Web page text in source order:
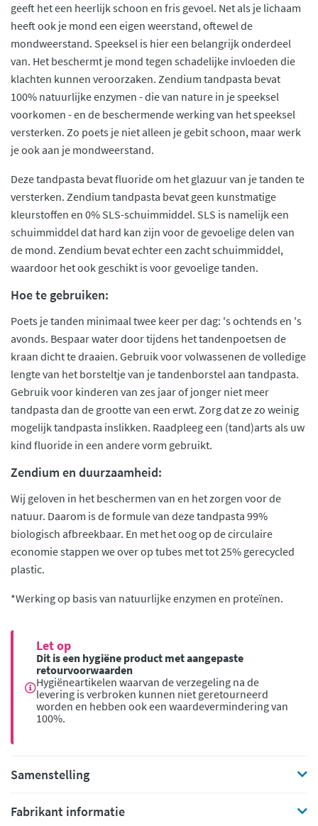
geeft het een heerlijk schoon en fris gevoel. Net als je lichaam
heeft ook je mond een eigen weerstand, oftewel de
mondweerstand. Speeksel is hier een belangrijk onderdeel
van. Het beschermt je mond tegen schadelijke invloeden die
klachten kunnen veroorzaken. Zendium tandpasta bevat
100% natuurlijke enzymen - die van nature in je speeksel
voorkomen - en de beschermende werking van het speeksel
versterken. Zo poets je niet alleen je gebit schoon, maar werk
je ook aan je mondweerstand.
Deze tandpasta bevat fluoride om het glazuur van je tanden te
versterken. Zendium tandpasta bevat geen kunstmatige
kleurstoffen en 0% SLS-schuimmiddel. SLS is namelijk een
schuimmiddel dat hard kan zijn voor de gevoelige delen van
de mond. Zendium bevat echter een zacht schuimmiddel,
waardoor het ook geschikt is voor gevoelige tanden.
Hoe te gebruiken:
Poets je tanden minimaal twee keer per dag: 's ochtends en 's
avonds. Bespaar water door tijdens het tandenpoetsen de
kraan dicht te draaien. Gebruik voor volwassenen de volledige
lengte van het borsteltje van je tandenborstel aan tandpasta.
Gebruik voor kinderen van zes jaar of jonger niet meer
tandpasta dan de grootte van een erwt. Zorg dat ze zo weinig
mogelijk tandpasta inslikken. Raadpleeg een (tand)arts als uw
kind fluoride in een andere vorm gebruikt.
Zendium en duurzaamheid:
Wij geloven in het beschermen van en het zorgen voor de
natuur. Daarom is de formule van deze tandpasta 99%
biologisch afbreekbaar. En met het oog op de circulaire
economie stappen we over op tubes met tot 25% gerecycled
plastic.
*Werking op basis van natuurlijke enzymen en proteïnen.
Let op
Dit is een hygiëne product met aangepaste
retourvoorwaarden
Hygiëneartikelen waarvan de verzegeling na de
levering is verbroken kunnen niet geretourneerd
worden en hebben ook een waardevermindering van
100%.
Samenstelling
Fabrikant informatie